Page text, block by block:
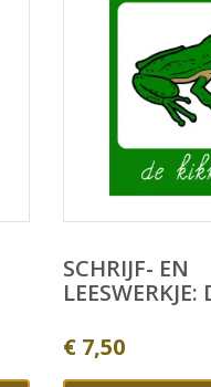
SCHRIJF- EN
LEESWERKJE:
€7,50